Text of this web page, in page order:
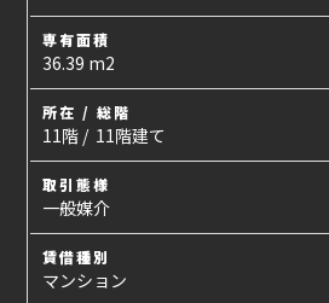
専有面積
36.39 m2
所在 / 総階
11階 / 11階建て
取引態様
一般媒介
賃借種別
マンション